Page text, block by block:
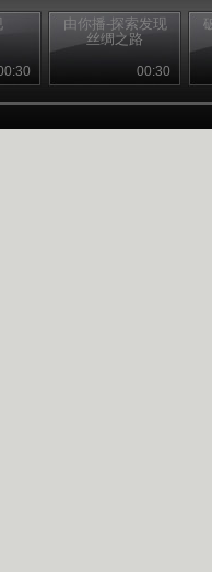
由你播-探索发现
丝绸之路
00:30